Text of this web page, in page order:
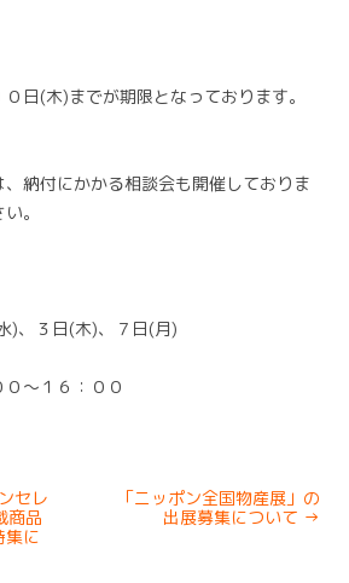
日(木)までが期限となっております。
納付にかかる相談会も開催しておりま
。
３日(木)、７日(月)
１６：００
セレ
商品
集に
「ニッポン全国物産展」の
出展募集について →